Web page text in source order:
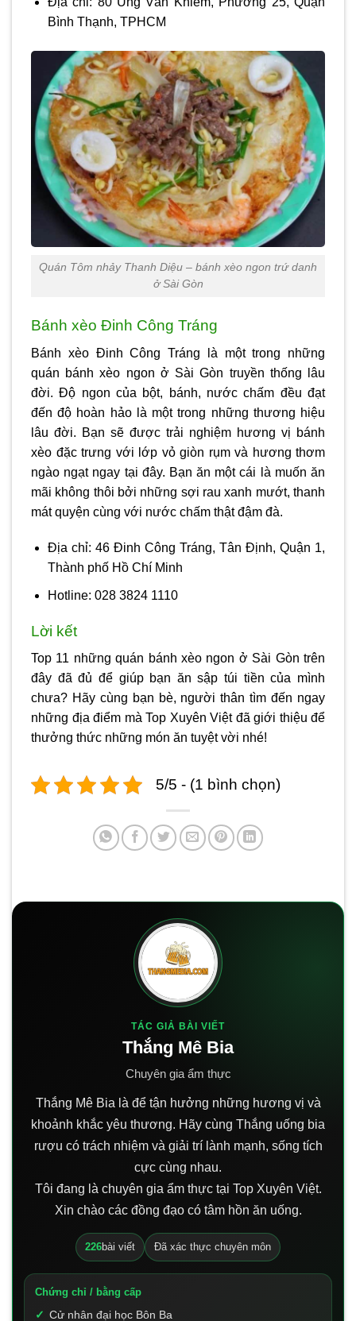
Bình Thạnh, TPHCM
Quán Tôm nhảy Thanh Diệu – bánh xèo ngon trứ danh
ở Sài Gòn
Bánh xèo Đinh Công Tráng
Bánh xèo Đinh Công Tráng là một trong những
quán bánh xèo ngon ở Sài Gòn truyền thống lâu
đời. Độ ngon của bột, bánh, nước chấm đều đạt
đến độ hoàn hảo là một trong những thương hiệu
lâu đời. Bạn sẽ được trải nghiệm hương vị bánh
xèo đặc trưng với lớp vỏ giòn rụm và hương thơm
ngào ngạt ngay tại đây. Bạn ăn một cái là muốn ăn
mãi không thôi bởi những sợi rau xanh mướt, thanh
mát quyện cùng với nước chấm thật đậm đà.
Địa chỉ: 46 Đinh Công Tráng, Tân Định, Quận 1,
Thành phố Hồ Chí Minh
Hotline: 028 3824 1110
Lời kết
Top 11 những quán bánh xèo ngon ở Sài Gòn trên
đây đã đủ để giúp bạn ăn sập túi tiền của mình
chưa? Hãy cùng bạn bè, người thân tìm đến ngay
những địa điểm mà Top Xuyên Việt đã giới thiệu để
thưởng thức những món ăn tuyệt vời nhé!
5/5 - (1 bình chọn)
TÁC GIẢ BÀI VIẾT
Thắng Mê Bia
Chuyên gia ẩm thực
Thắng Mê Bia là để tận hưởng những hương vị và
khoảnh khắc yêu thương. Hãy cùng Thắng uống bia
rượu có trách nhiệm và giải trí lành mạnh, sống tích
cực cùng nhau.
Tôi đang là chuyên gia ẩm thực tại Top Xuyên Việt.
Xin chào các đồng đạo có tâm hồn ăn uống.
226bài viết Đã xác thực chuyên môn
Chứng chỉ / bằng cấp
Cử nhân đại học Bôn Ba